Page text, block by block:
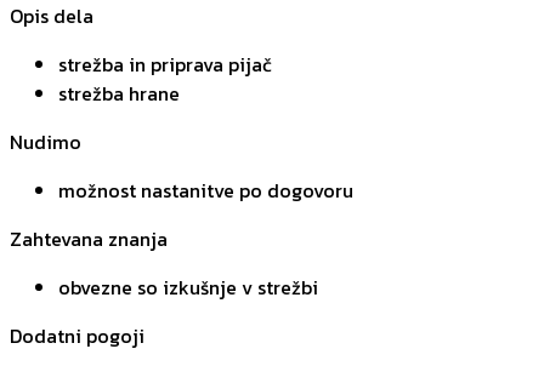
Opis dela
strežba in priprava pijač
strežba hrane
Nudimo
možnost nastanitve po dogovoru
Zahtevana znanja
obvezne so izkušnje v strežbi
Dodatni pogoji